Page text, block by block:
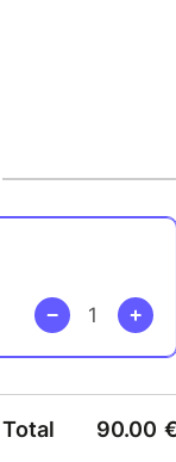
garantit un
artistique
développe
concentration, la